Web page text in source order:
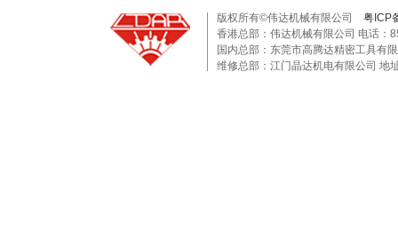
版权所有©伟达机械有限公司 粤ICP
香港总部：伟达机械有限公司 电话
国内总部：东莞市高腾达精密工具有
维修总部：江门晶达机电有限公司 地